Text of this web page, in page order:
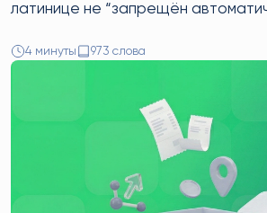
латинице не “запрещён
4 минуты 973 слова